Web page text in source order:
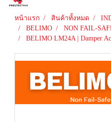
หน้าแรก สินค้าทั้งหมด
BELIMO
NON FAIL-
BELIMO LM24A | Damper